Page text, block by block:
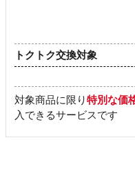
トクトク交換対象
対象商品に限り特別な価
入できるサービスです